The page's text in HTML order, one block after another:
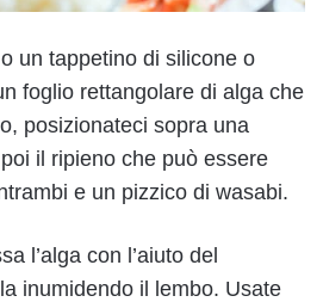
un tappetino di silicone o
foglio rettangolare di alga che
posizionateci sopra una
il ripieno che può essere
e un pizzico di wasabi.
l’alga con l’aiuto del
inumidendo il lembo. Usate